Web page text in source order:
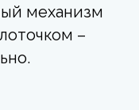
механизм
–